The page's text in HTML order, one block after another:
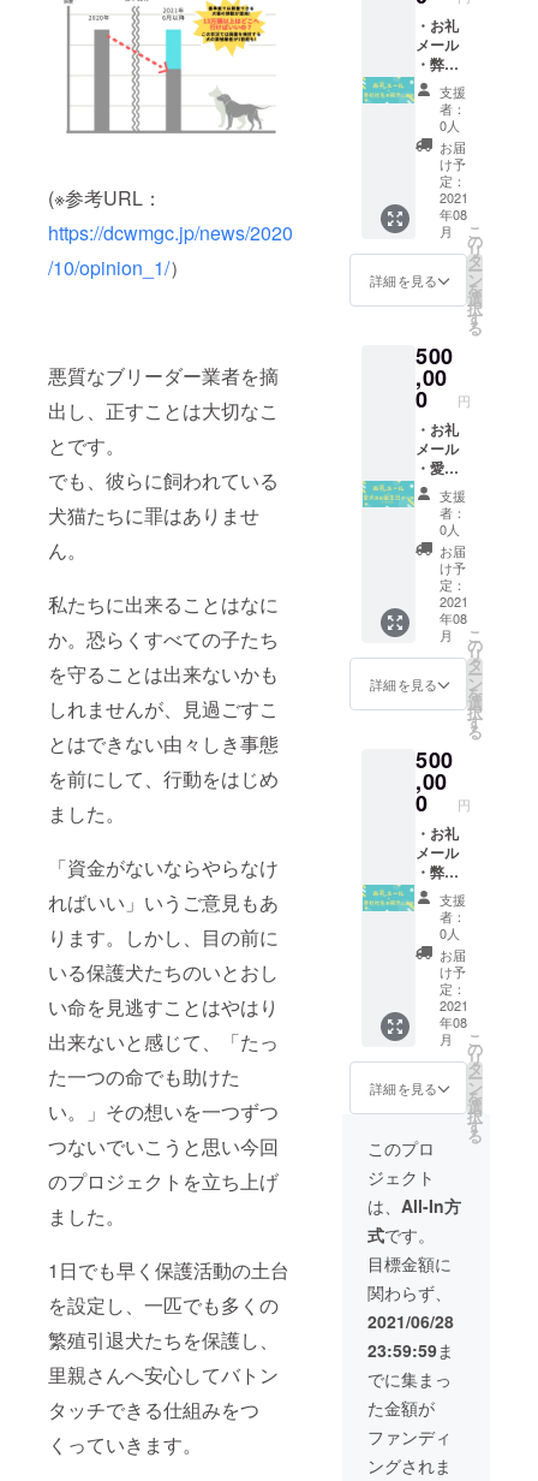
(※参考URL：
https://dcwmgc.jp/news/2020
/10/opinion_1/）
悪質なブリーダー業者を摘
出し、正すことは大切なこ
とです。
でも、彼らに飼われている
犬猫たちに罪はありませ
ん。
私たちに出来ることはなに
か。恐らくすべての子たち
を守ることは出来ないかも
しれませんが、見過ごすこ
とはできない由々しき事態
を前にして、行動をはじめ
ました。
「資金がないならやらなけ
ればいい」いうご意見もあ
ります。しかし、目の前に
いる保護犬たちのいとおし
い命を見逃すことはやはり
出来ないと感じて、「たっ
た一つの命でも助けた
い。」その想いを一つずつ
つないでいこうと思い今回
のプロジェクトを立ち上げ
ました。
1日でも早く保護活動の土台
を設定し、一匹でも多くの
繁殖引退犬たちを保護し、
里親さんへ安心してバトン
タッチできる仕組みをつ
くっていきます。
11月の
間にお
届けし
ます。
年8月～
2021年
11月ま
でご利
用いた
だけま
す。
②BIBIC
family
animal
Tシャツ
★ ※サ
イズの
希望を
M, Lど
ちらか
せくだ
さい
（M:身
丈69, 身
幅49,肩
幅41,袖
丈20
L:身丈
72, 身幅
52,肩幅
44,袖丈
21）素
材：綿
100％
セミ
コーマ
糸
※2021
年8月～
11月の
届けし
ます。
時
※2021
年8月～
2021年
11月ま
でご利
用いた
だけま
す。期
間内に
ご予約
くださ
いま
せ。 ※
トリミ
ング
は、
円分ま
で利用
出来ま
す。
ラチン/
きな粉/
オリー
ブオイ
ル/甘酒/
米粉/
米っ粉/
卵/じゃ
がいも/
パウ
ダー(カ
ボチャ/
紅麹)
※2021
年8月～
2022年
7月の間
のお誕
生日時
に冷凍
配送に
てお届
けしま
す。 ・
ホーム
ページ
と店内
に名前
掲示 ※
支援
時、必
ず備考
欄にご
希望の
お名前
をご記
入くだ
（ご希
望され
ない場
合は、
控えさ
せてい
ただき
ますの
で、そ
の旨を
お知ら
せくだ
さいま
せ。）
・トリ
ミング
20％OF
F券★
※2021
年8月～
2021年
11月ま
でご利
用いた
だけま
す。 ※
場所：
BIBICH
E（東京
都目黒
区下目
黒三丁
目１４
－３）
・わ
んこ相
談室30
分（オ
・お礼
メール
・弊社
ホーム
ページ
および
店内に
貴社名
掲示 ※
支援
時、必
ず備考
欄にご
希望の
お名前
をご記
さい。
（ご希
望され
ない場
合は、
控えさ
せてい
ただき
ますの
で、そ
の旨を
お知ら
せくだ
さいま
せ。）
支援
者：
0人
お届
け予
定：
2021
年08
月
詳細を見る
こ
の
リ
タ
ー
ン
を
選
択
す
る
500
,00
0 円
・お礼
メール
・愛犬
お誕生
日ケー
キ（１
個） 直
径:9.5c
m×高
さ:4.5c
m 【原
材料】
カッ
テージ
チーズ/
豆乳ク
豆乳/
ヨーグ
ルト/ゼ
ラチン/
きな粉/
オリー
ブオイ
ル/甘酒/
米粉/
米っ粉/
卵/じゃ
がいも/
パウ
ダー(カ
ボチャ/
紅麹)
※2021
年8月～
2022年
7月の間
の愛犬
のお誕
生日時
に冷凍
配送に
てお届
けしま
す。 ・
ホーム
ページ
と店内
に名前
掲示 ※
支援
時、必
ず備考
欄にご
希望の
支援
者：
0人
お届
け予
定：
2021
年08
月
詳細を見る
こ
の
リ
タ
ー
ン
を
選
択
す
る
500
,00
0 円
・お礼
メール
・弊社
ホーム
ページ
および
店内に
貴社名
掲示 ※
支援
時、必
ず備考
欄にご
希望の
お名前
をご記
入くだ
さい。
（ご希
望され
ない場
合は、
控えさ
せてい
ただき
ますの
で、そ
の旨を
お知ら
せくだ
さいま
せ。）
・
BIBICH
支援
者：
0人
お届
け予
定：
2021
年08
月
詳細を見る
こ
の
リ
タ
ー
ン
を
選
択
す
る
このプロ
ジェクト
は、 All-In方
式です。
目標金額に
関わらず、
2021/06/28
23:59:59ま
でに集まっ
た金額が
ファンディ
ングされま